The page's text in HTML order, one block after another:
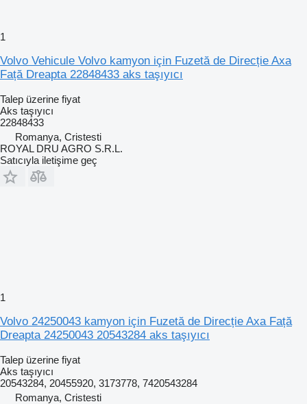
1
Volvo Vehicule Volvo kamyon için Fuzetă de Direcție Axa
Față Dreapta 22848433 aks taşıyıcı
Talep üzerine fiyat
Aks taşıyıcı
22848433
Romanya, Cristesti
ROYAL DRU AGRO S.R.L.
Satıcıyla iletişime geç
1
Volvo 24250043 kamyon için Fuzetă de Direcție Axa Față
Dreapta 24250043 20543284 aks taşıyıcı
Talep üzerine fiyat
Aks taşıyıcı
20543284, 20455920, 3173778, 7420543284
Romanya, Cristesti